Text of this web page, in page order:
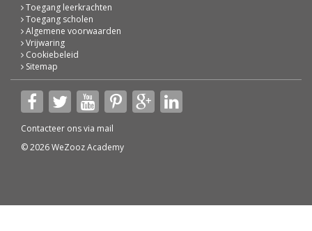
Toegang leerkrachten
Toegang scholen
Algemene voorwaarden
Vrijwaring
Cookiebeleid
Sitemap
Contacteer ons via mail
© 2026 WeZooz Academy